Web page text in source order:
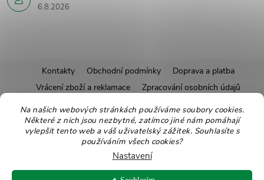
Na našich webových stránkách používáme soubory cookies.
Některé z nich jsou nezbytné, zatímco jiné nám pomáhají
vylepšit tento web a váš uživatelský zážitek. Souhlasíte s
používáním všech cookies?
Nastavení
6.8.2026
á
Kontakty Obchodní podmínky
Doprava a platba
Vrácení zboží a reklamace
Zpracování osobních údajů
Pravidla soutěží
Affiliate program
Recepty
Pro nové dodavatele
Ekologické balení Moje objednávka
Copyright 2026Zdravoslav. Všechna práva vyhrazena.Upravit nastavení